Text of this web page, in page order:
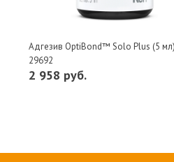
Адгезив OptiBond™ Solo Plus (5
29692
2 958 руб.